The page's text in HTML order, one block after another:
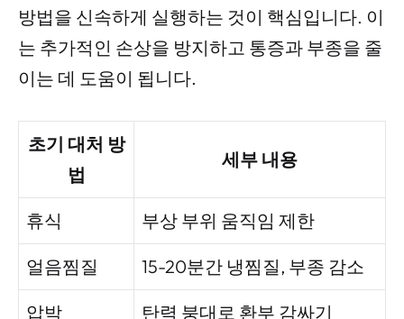
방법을 신속하게 실행하는 것이 핵심입니다. 이
는 추가적인 손상을 방지하고 통증과 부종을 줄
이는 데 도움이 됩니다.
초기 대처 방
법
세부 내용
휴식 부상 부위 움직임 제한
얼음찜질 15-20분간 냉찜질, 부종 감소
압박 탄력 붕대로 환부 감싸기